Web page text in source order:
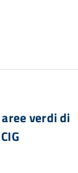
verdi di